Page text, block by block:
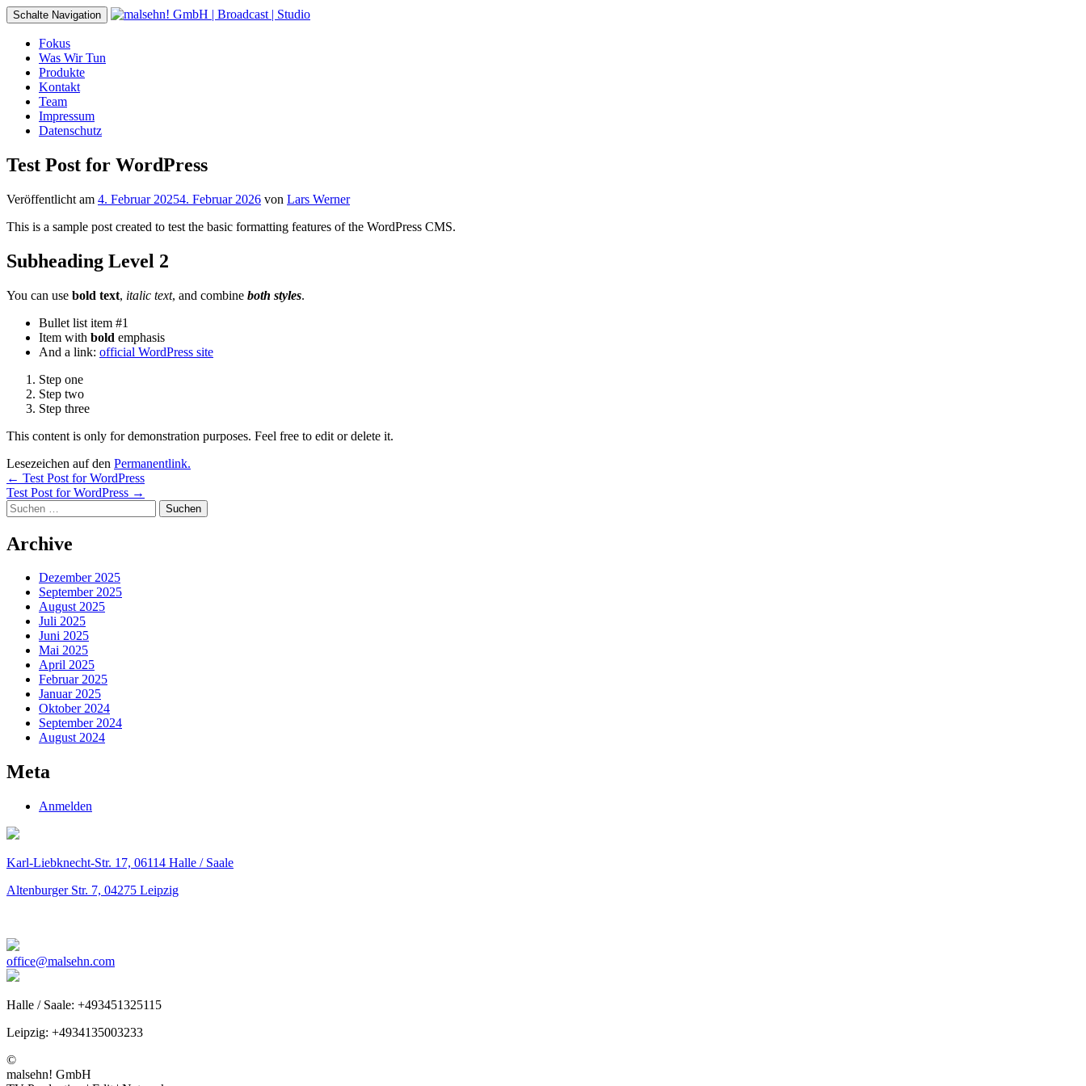
Schalte Navigation
Fokus
Was Wir Tun
Produkte
Kontakt
Team
Impressum
Datenschutz
Test Post for WordPress
Veröffentlicht am 4. Februar 20254. Februar 2026 von Lars Werner
This is a sample post created to test the basic formatting features of the WordPress CMS.
Subheading Level 2
You can use bold text, italic text, and combine both styles.
Bullet list item #1
Item with bold emphasis
And a link: official WordPress site
Step one
Step two
Step three
This content is only for demonstration purposes. Feel free to edit or delete it.
Lesezeichen auf den Permanentlink.
Beitragsnavigation
← Test Post for WordPress
Test Post for WordPress →
Suchen
nach:
Archive
Dezember 2025
September 2025
August 2025
Juli 2025
Juni 2025
Mai 2025
April 2025
Februar 2025
Januar 2025
Oktober 2024
September 2024
August 2024
Meta
Anmelden
Karl-Liebknecht-Str. 17, 06114 Halle / Saale
Altenburger Str. 7, 04275 Leipzig
office@malsehn.com
Halle / Saale: +493451325115
Leipzig: +4934135003233
©
malsehn! GmbH